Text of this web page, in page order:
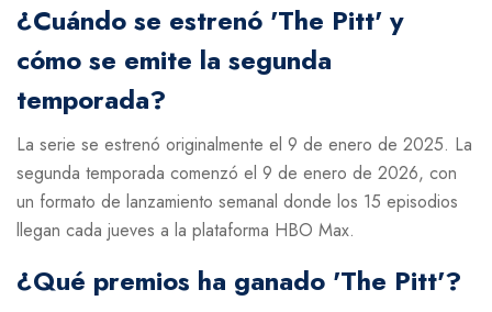
¿Cuándo se estrenó 'The Pitt' y
cómo se emite la segunda
temporada?
La serie se estrenó originalmente el 9 de enero de 2025. La
segunda temporada comenzó el 9 de enero de 2026, con
un formato de lanzamiento semanal donde los 15 episodios
llegan cada jueves a la plataforma HBO Max.
¿Qué premios ha ganado 'The Pitt'?